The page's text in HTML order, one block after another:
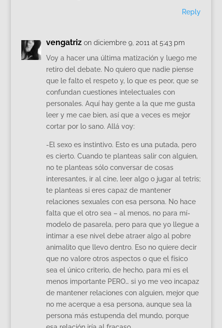
Reply
vengatriz on diciembre 9, 2011 at 5:43 pm
Voy a hacer una última matización y luego me
retiro del debate. No quiero que nadie piense
que le falto el respeto y, lo que es peor, que se
confundan cuestiones intelectuales con
personales. Aquí hay gente a la que me gusta
leer y me cae bien, así que a veces es mejor
cortar por lo sano. Allá voy:
-El sexo es instintivo. Esto es una putada, pero
es cierto. Cuando te planteas salir con alguien,
no te planteas sólo conversar de cosas
interesantes, ir al cine, leer algo o jugar al tetris;
te planteas si eres capaz de mantener
relaciones sexuales con esa persona. No hace
falta que el otro sea – al menos, no para mí-
modelo de pasarela, pero para que yo llegue a
intimar a ese nivel debe atraer algo al pobre
animalito que llevo dentro. Eso no quiere decir
que no valore otros aspectos o que el físico
sea el único criterio, de hecho, para mí es el
menos importante PERO… si yo me veo incapaz
de mantener relaciones con alguien, mejor que
no me acerque a esa persona, aunque sea la
persona más estupenda del mundo, porque